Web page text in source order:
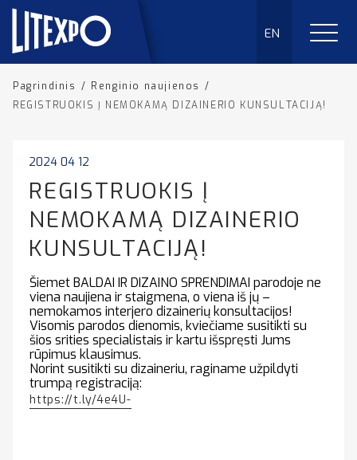
EN
Pagrindinis / Renginio naujienos /
REGISTRUOKIS Į NEMOKAMĄ DIZAINERIO KUNSULTACIJĄ!
2024 04 12
REGISTRUOKIS Į
NEMOKAMĄ DIZAINERIO
KUNSULTACIJĄ!
Šiemet BALDAI IR DIZAINO SPRENDIMAI parodoje ne
viena naujiena ir staigmena, o viena iš jų –
nemokamos interjero dizainerių konsultacijos!
Visomis parodos dienomis, kviečiame susitikti su
šios srities specialistais ir kartu išspręsti Jums
rūpimus klausimus.
Norint susitikti su dizaineriu, raginame užpildyti
trumpą registraciją:
https://t.ly/4e4U-